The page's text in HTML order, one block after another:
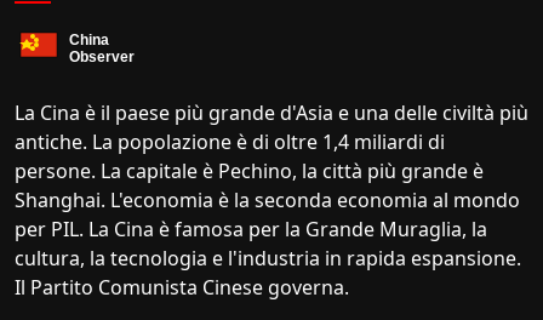
La Cina è il paese più grande d'Asia e una delle civiltà più
antiche. La popolazione è di oltre 1,4 miliardi di
persone. La capitale è Pechino, la città più grande è
Shanghai. L'economia è la seconda economia al mondo
per PIL. La Cina è famosa per la Grande Muraglia, la
cultura, la tecnologia e l'industria in rapida espansione.
Il Partito Comunista Cinese governa.